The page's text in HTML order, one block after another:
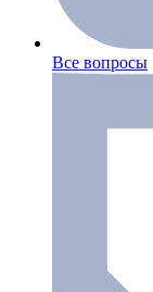
Все вопросы